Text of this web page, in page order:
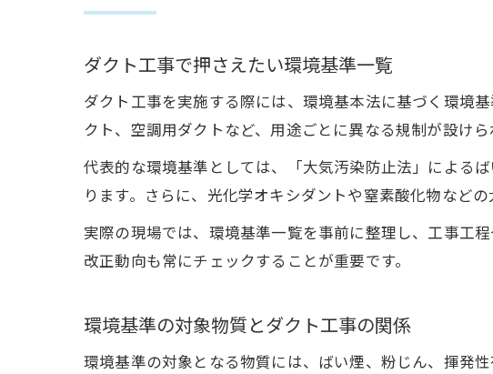
ダクト工事で押さえたい環境基準一覧
ダクト工事を実施する際には、環境基本法に基づく環境
クト、空調用ダクトなど、用途ごとに異なる規制が設けら
代表的な環境基準としては、「大気汚染防止法」による
ります。さらに、光化学オキシダントや窒素酸化物など
実際の現場では、環境基準一覧を事前に整理し、工事工
改正動向も常にチェックすることが重要です。
環境基準の対象物質とダクト工事の関係
環境基準の対象となる物質には、ばい煙、粉じん、揮発